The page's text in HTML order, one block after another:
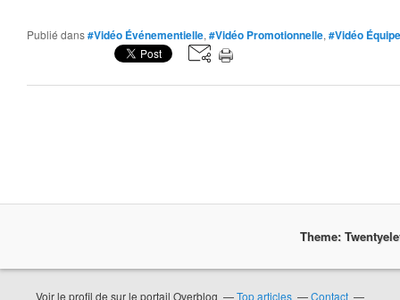
Publié dans#Vidéo Événementielle, #Vidéo Promotionnelle, #Vidéo Équipe
Theme:
Voir le profil de sur le portail Overblog Top articles Contact